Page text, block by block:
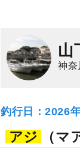
山
神奈
釣行日：2026
アジ （マ